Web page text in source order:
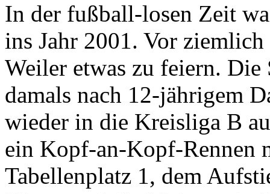
In der fußball-losen Zeit
ins Jahr 2001. Vor ziemlich
Weiler etwas zu feiern. Die
damals nach 12-jährigem
wieder in die Kreisliga B
ein Kopf-an-Kopf-Rennen
Tabellenplatz 1, dem